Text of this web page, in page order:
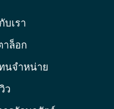
บเรา
ล็อก
นจำหน่าย
ว